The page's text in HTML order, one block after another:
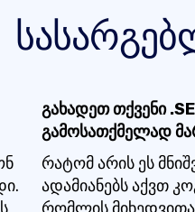
გახადეთ თქვენი
გამოსათქმელად
რატომ არის ეს
ადამიანებს აქვთ